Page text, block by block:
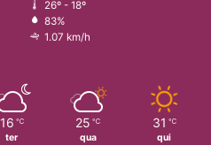
26º - 18º
83%
1.07 km/h
16 ℃
ter
25 ℃
qua
31 ℃
qui